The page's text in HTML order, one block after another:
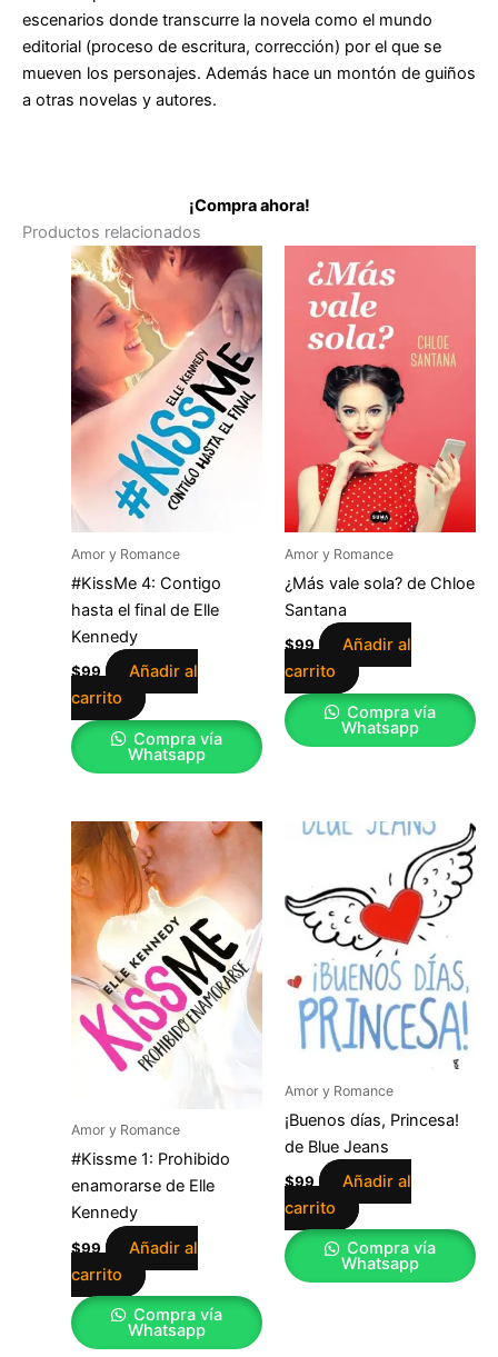
escenarios donde transcurre la novela como el mundo
editorial (proceso de escritura, corrección) por el que se
mueven los personajes. Además hace un montón de guiños
a otras novelas y autores.
¡Compra ahora!
Productos relacionados
Amor y Romance
#KissMe 4: Contigo
hasta el final de Elle
Kennedy
$99
Añadir al
carrito
Compra vía
Whatsapp
Amor y Romance
¿Más vale sola? de Chloe
Santana
$99
Añadir al
carrito
Compra vía
Whatsapp
Amor y Romance
#Kissme 1: Prohibido
enamorarse de Elle
Kennedy
$99
Añadir al
carrito
Compra vía
Whatsapp
Amor y Romance
¡Buenos días, Princesa!
de Blue Jeans
$99
Añadir al
carrito
Compra vía
Whatsapp